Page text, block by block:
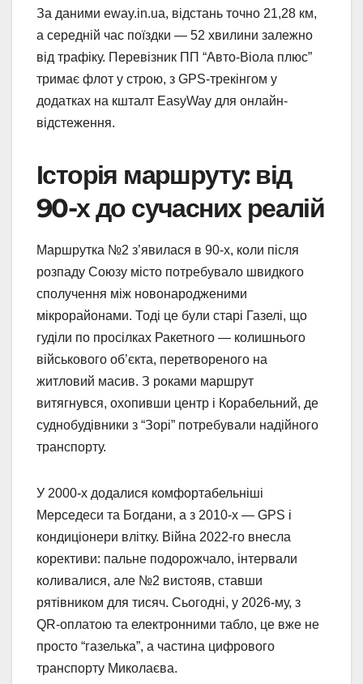
За даними eway.in.ua, відстань точно 21,28 км,
а середній час поїздки — 52 хвилини залежно
від трафіку. Перевізник ПП “Авто-Віола плюс”
тримає флот у строю, з GPS-трекінгом у
додатках на кшталт EasyWay для онлайн-
відстеження.
Історія маршруту: від
90-х до сучасних реалій
Маршрутка №2 з’явилася в 90-х, коли після
розпаду Союзу місто потребувало швидкого
сполучення між новонародженими
мікрорайонами. Тоді це були старі Газелі, що
гуділи по просілках Ракетного — колишнього
військового об’єкта, перетвореного на
житловий масив. З роками маршрут
витягнувся, охопивши центр і Корабельний, де
суднобудівники з “Зорі” потребували надійного
транспорту.
У 2000-х додалися комфортабельніші
Мерседеси та Богдани, а з 2010-х — GPS і
кондиціонери влітку. Війна 2022-го внесла
корективи: пальне подорожчало, інтервали
коливалися, але №2 вистояв, ставши
рятівником для тисяч. Сьогодні, у 2026-му, з
QR-оплатою та електронними табло, це вже не
просто “газелька”, а частина цифрового
транспорту Миколаєва.